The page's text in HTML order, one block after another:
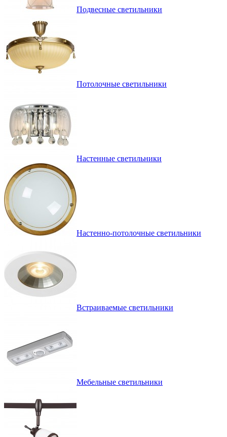
Подвесные светильники
Потолочные светильники
Настенные светильники
Настенно-потолочные светильники
Встраиваемые светильники
Мебельные светильники